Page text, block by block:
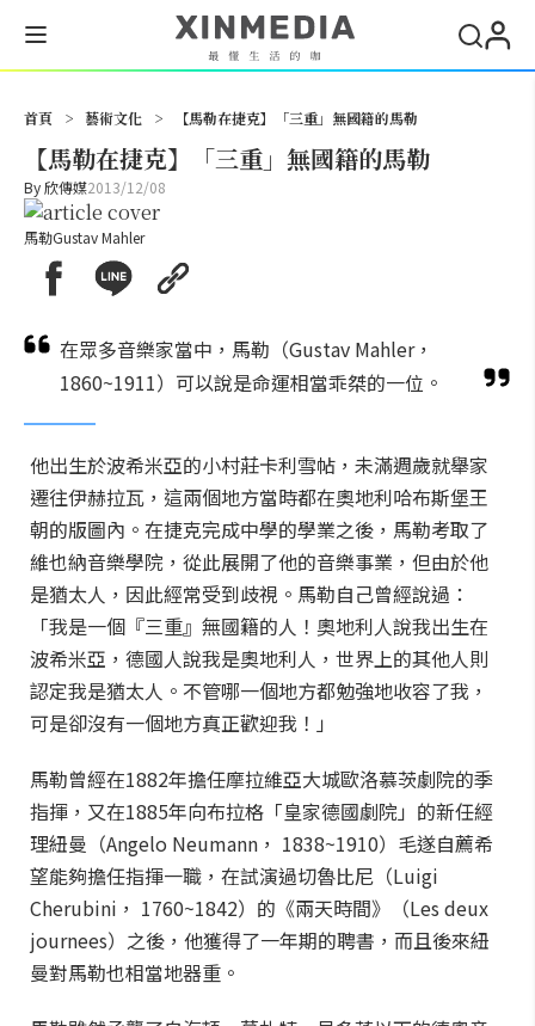
首頁 > 藝術文化 > 【馬勒在捷克】「三重」無國籍的馬勒
【馬勒在捷克】「三重」無國籍的馬勒
By欣傳媒2013/12/08
馬勒Gustav Mahler
在眾多音樂家當中，馬勒（Gustav Mahler，
1860~1911）可以說是命運相當乖桀的一位。
他出生於波希米亞的小村莊卡利雪帖，未滿週歲就舉家
遷往伊赫拉瓦，這兩個地方當時都在奧地利哈布斯堡王
朝的版圖內。在捷克完成中學的學業之後，馬勒考取了
維也納音樂學院，從此展開了他的音樂事業，但由於他
是猶太人，因此經常受到歧視。馬勒自己曾經說過：
「我是一個『三重』無國籍的人！奧地利人說我出生在
波希米亞，德國人說我是奧地利人，世界上的其他人則
認定我是猶太人。不管哪一個地方都勉強地收容了我，
可是卻沒有一個地方真正歡迎我！」
馬勒曾經在1882年擔任摩拉維亞大城歐洛慕茨劇院的季
指揮，又在1885年向布拉格「皇家德國劇院」的新任經
理紐曼（Angelo Neumann， 1838~1910）毛遂自薦希
望能夠擔任指揮一職，在試演過切魯比尼（Luigi
Cherubini， 1760~1842）的《兩天時間》（Les deux
journees）之後，他獲得了一年期的聘書，而且後來紐
曼對馬勒也相當地器重。